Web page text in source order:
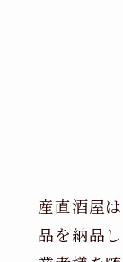
産直酒屋
品を納品